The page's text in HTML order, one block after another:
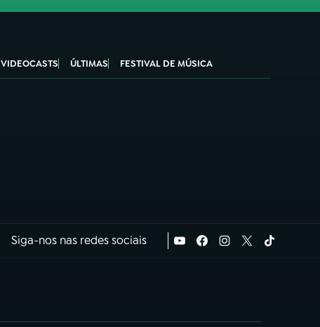
VIDEOCASTS ÚLTIMAS FESTIVAL DE MÚSICA
Siga-nos nas redes sociais